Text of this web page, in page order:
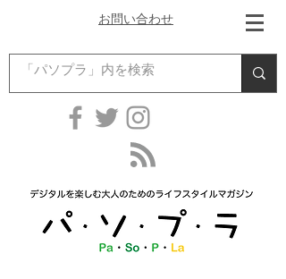
お問い合わせ